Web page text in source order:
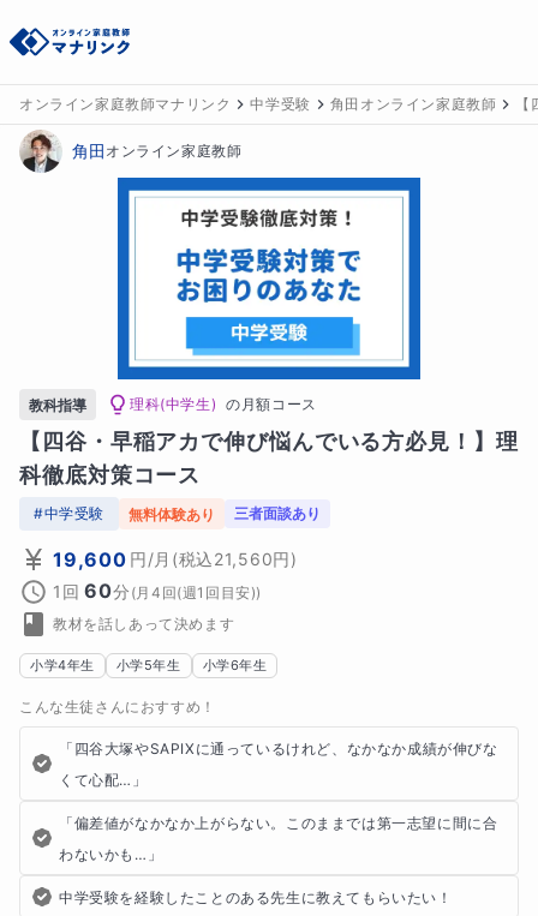
オンライン家庭教師マナリンク 中学受験 角田オンライン家庭教師
角田 オンライン家庭教師
教科指導 理科(中学生) の 月額コース
【四谷・早稲アカで伸び悩んでいる方必見！】理
科徹底対策コース
#中学受験 無料体験あり 三者面談あり
19,600 円/月 (税込21,560円)
1回 60分 (月4回(週1回目安))
教材を話しあって決めます
小学4年生 小学5年生 小学6年生
こんな生徒さんにおすすめ！
「四谷大塚やSAPIXに通っているけれど、なかなか成績が伸びな
くて心配…」
「偏差値がなかなか上がらない。このままでは第一志望に間に合
わないかも…」
中学受験を経験したことのある先生に教えてもらいたい！